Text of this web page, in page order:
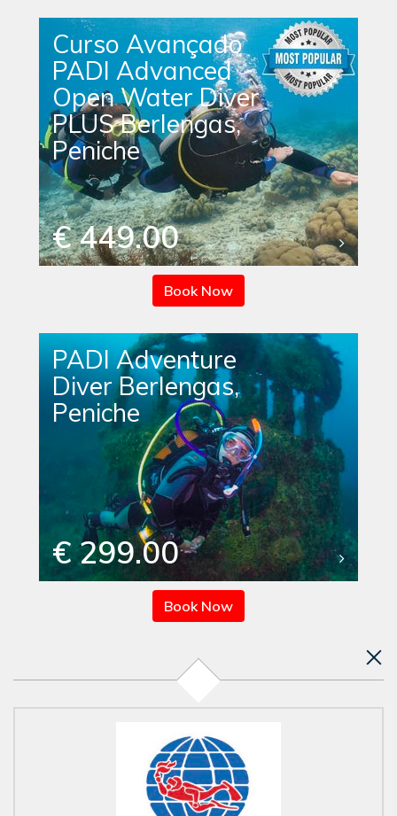
Curso Avançado
PADI Advanced
Open Water Diver
PLUS Berlengas,
Peniche
€ 449.00
Book Now
PADI Adventure
Diver Berlengas,
Peniche
€ 299.00
Book Now